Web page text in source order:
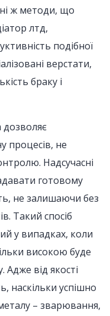
ж методи, що
лтд,
подібної
верстати,
браку і
дозволяє
процесів, не
Надсучасні
готовому
не залишаючи без
Такий спосіб
у випадках, коли
високою буде
Адже від якості
наскільки успішно
– зварювання,